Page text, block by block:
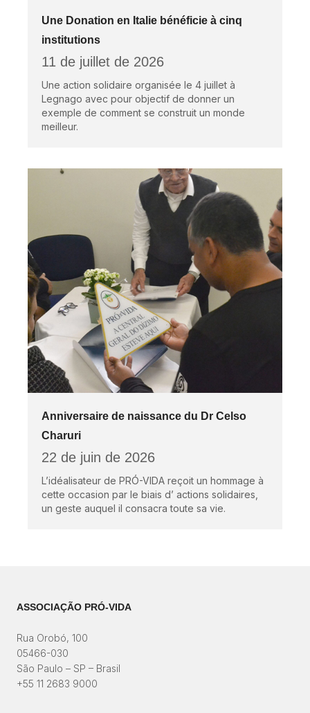
Une Donation en Italie bénéficie à cinq
institutions
11 de juillet de 2026
Une action solidaire organisée le 4 juillet à
Legnago avec pour objectif de donner un
exemple de comment se construit un monde
meilleur.
Anniversaire de naissance du Dr Celso
Charuri
22 de juin de 2026
L’idéalisateur de PRÓ-VIDA reçoit un hommage à
cette occasion par le biais d’ actions solidaires,
un geste auquel il consacra toute sa vie.
ASSOCIAÇÃO PRÓ-VIDA
Rua Orobó, 100
05466-030
São Paulo – SP – Brasil
+55 11 2683 9000